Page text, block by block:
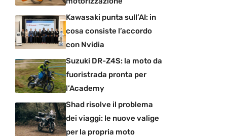
Kawasaki punta sull’AI: in
cosa consiste l’accordo
con Nvidia
Suzuki DR-Z4S: la moto da
fuoristrada pronta per
l’Academy
Shad risolve il problema
dei viaggi: le nuove valige
per la propria moto